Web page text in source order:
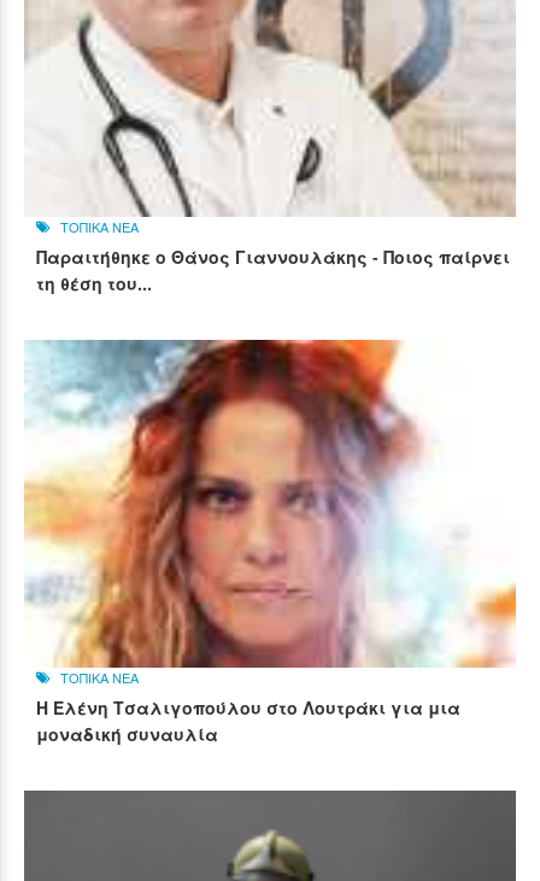
ΤΟΠΙΚΑ ΝΕΑ
Παραιτήθηκε ο Θάνος Γιαννουλάκης - Ποιος παίρνει
τη θέση του...
ΤΟΠΙΚΑ ΝΕΑ
Η Ελένη Τσαλιγοπούλου στο Λουτράκι για μια
μοναδική συναυλία